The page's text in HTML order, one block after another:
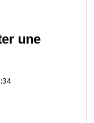
une